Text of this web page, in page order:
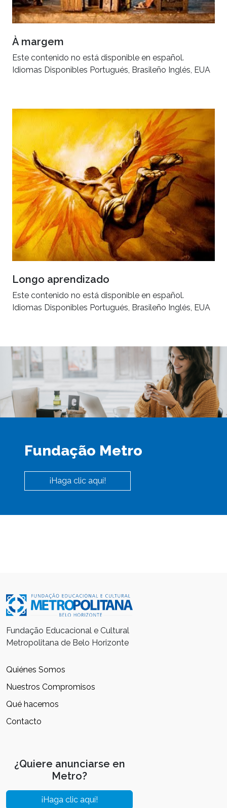
À margem
Este contenido no está disponible en español.
Idiomas Disponibles Portugués, Brasileño Inglés, EUA
Longo aprendizado
Este contenido no está disponible en español.
Idiomas Disponibles Portugués, Brasileño Inglés, EUA
Fundação Metro
¡Haga clic aquí!
Fundação Educacional e Cultural
Metropolitana de Belo Horizonte
Quiénes Somos
Nuestros Compromisos
Qué hacemos
Contacto
¿Quiere anunciarse en
Metro?
¡Haga clic aquí!